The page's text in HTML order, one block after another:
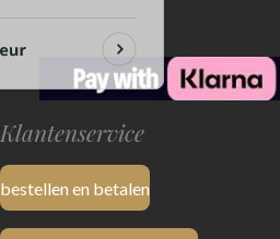
Klantenservice
bestellen en betalen